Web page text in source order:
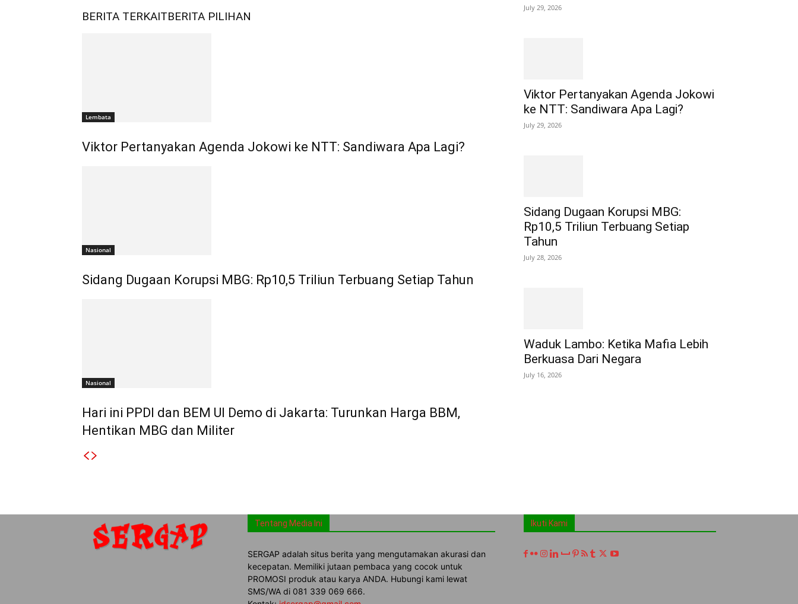
BERITA TERKAITBERITA PILIHAN
Lembata
Viktor Pertanyakan Agenda Jokowi ke NTT: Sandiwara Apa Lagi?
Nasional
Sidang Dugaan Korupsi MBG: Rp10,5 Triliun Terbuang Setiap Tahun
Nasional
Hari ini PPDI dan BEM UI Demo di Jakarta: Turunkan Harga BBM,
Hentikan MBG dan Militer
July 29, 2026
Viktor Pertanyakan Agenda Jokowi
ke NTT: Sandiwara Apa Lagi?
July 29, 2026
Sidang Dugaan Korupsi MBG:
Rp10,5 Triliun Terbuang Setiap
Tahun
July 28, 2026
Waduk Lambo: Ketika Mafia Lebih
Berkuasa Dari Negara
July 16, 2026
Tentang Media Ini
SERGAP adalah situs berita yang mengutamakan akurasi dan
kecepatan. Memiliki jutaan pembaca yang cocok untuk
PROMOSI produk atau karya ANDA. Hubungi kami lewat
SMS/WA di 081 339 069 666.
Ikuti Kami